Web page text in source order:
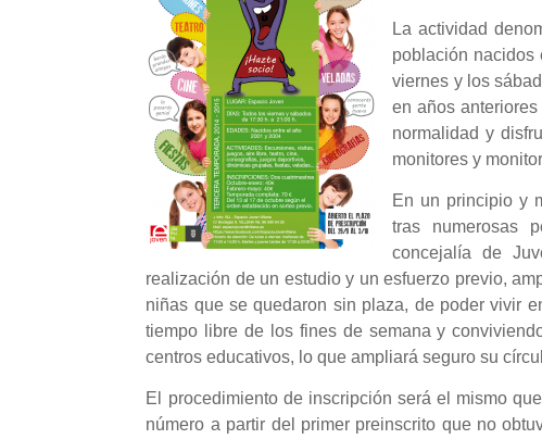
La actividad
población nacidos
viernes y los
en años
normalidad y
monitores y
En un principio y
tras numerosas
concejalía de
realización de un estudio y un esfuerzo previo,
niñas que se quedaron sin plaza, de poder vivir
tiempo libre de los fines de semana y
centros educativos, lo que ampliará seguro su
El procedimiento de inscripción será el mismo
número a partir del primer preinscrito que no